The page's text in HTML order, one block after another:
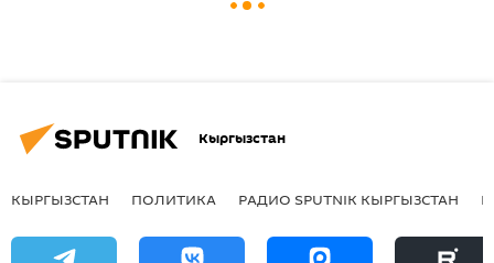
Кыргызстан
КЫРГЫЗСТАН ПОЛИТИКА РАДИО SPUTNIK КЫРГЫЗСТАН